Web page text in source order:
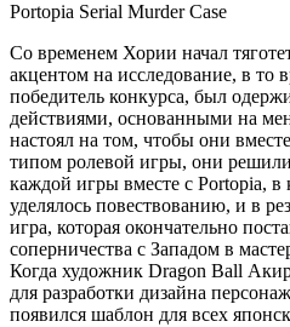
Portopia Serial Murder Case
Со временем Хории начал
акцентом на исследование, в то
победитель конкурса, был
действиями, основанными на
настоял на том, чтобы они
типом ролевой игры, они
каждой игры вместе с Portopia,
уделялось повествованию, и в
игра, которая окончательно
соперничества с Западом в
Когда художник Dragon Ball
для разработки дизайна
появился шаблон для всех